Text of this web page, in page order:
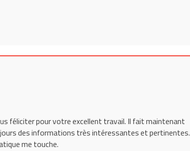
féliciter pour votre excellent travail. Il fait maintenant
des informations très intéressantes et pertinentes.
me touche.